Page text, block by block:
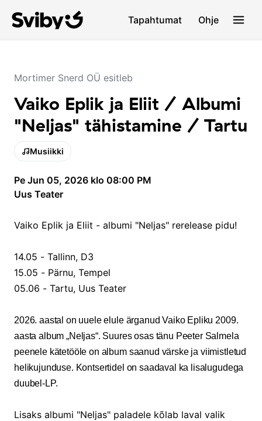
Tapahtumat Ohje
Mortimer Snerd OÜ esitleb
Vaiko Eplik ja Eliit / Albumi
"Neljas" tähistamine / Tartu
Musiikki
Pe Jun 05, 2026 klo 08:00 PM
Uus Teater
Vaiko Eplik ja Eliit - albumi "Neljas" rerelease pidu!
14.05 - Tallinn, D3
15.05 - Pärnu, Tempel
05.06 - Tartu, Uus Teater
2026. aastal on uuele elule ärganud Vaiko Epliku 2009.
aasta album „Neljas“. Suures osas tänu Peeter Salmela
peenele kätetööle on album saanud värske ja viimistletud
helikujunduse. Kontsertidel on saadaval ka lisalugudega
duubel-LP.
Lisaks albumi "Neljas" paladele kõlab laval valik